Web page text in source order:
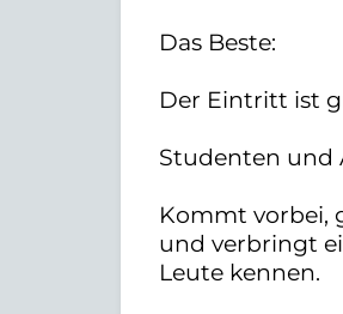
Das Beste:
Der Eintritt ist
Studenten und
Kommt vorbei,
und verbringt
Leute kennen.